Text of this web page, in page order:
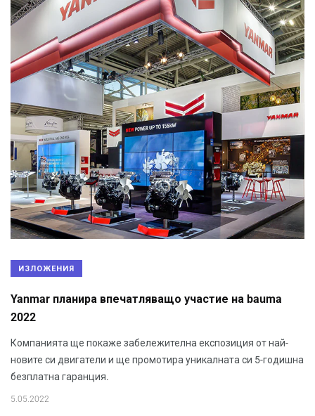
ИЗЛОЖЕНИЯ
Yanmar планира впечатляващо участие на bauma
2022
Компанията ще покаже забележителна експозиция от най-
новите си двигатели и ще промотира уникалната си 5-годишна
безплатна гаранция.
5.05.2022